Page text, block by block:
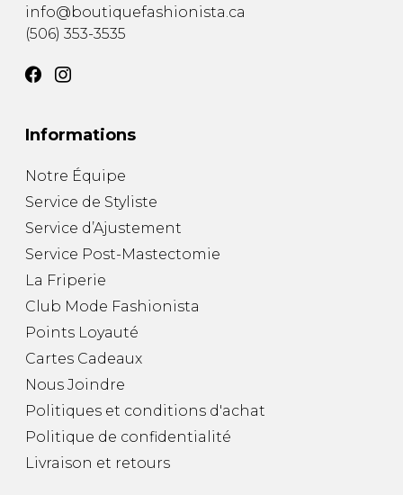
info@boutiquefashionista.ca
(506) 353-3535
Informations
Notre Équipe
Service de Styliste
Service d’Ajustement
Service Post-Mastectomie
La Friperie
Club Mode Fashionista
Points Loyauté
Cartes Cadeaux
Nous Joindre
Politiques et conditions d'achat
Politique de confidentialité
Livraison et retours